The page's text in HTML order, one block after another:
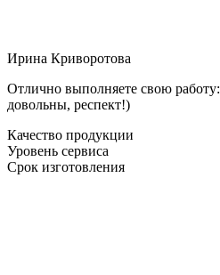
Ирина Криворотова
Отлично выполняете свою
довольны, респект!)
Качество продукции
Уровень сервиса
Срок изготовления